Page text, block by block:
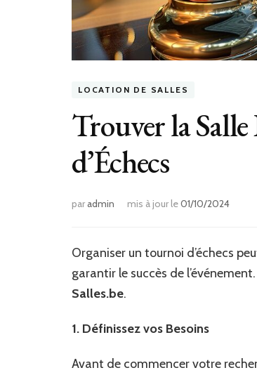
LOCATION DE SALLES
Trouver la
d’Échecs
paradmin mis à jour le01/10/2024
Organiser un tournoi d’échecs
garantir le succès de
Salles.be.
1. Définissez vos Besoins
Avant de commencer votre